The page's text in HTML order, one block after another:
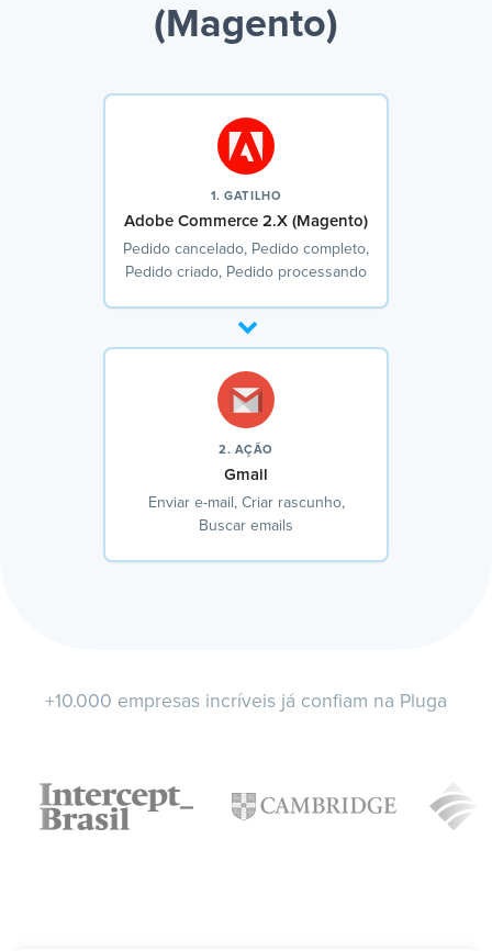
(Magento)
1. GATILHO
Adobe Commerce 2.X (Magento)
Pedido cancelado, Pedido completo,
Pedido criado, Pedido processando
2. AÇÃO
Gmail
Enviar e-mail, Criar rascunho,
Buscar emails
+10.000 empresas incríveis já confiam na Pluga